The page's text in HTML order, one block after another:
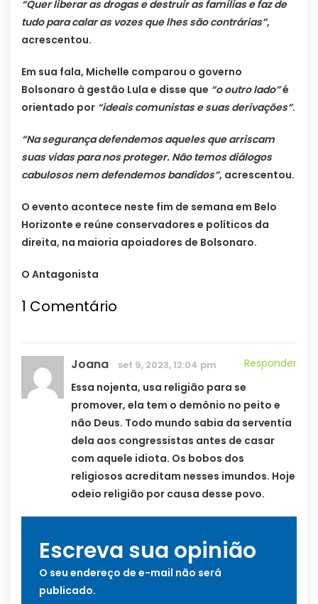
“Quer liberar as drogas e destruir as famílias e faz de
tudo para calar as vozes que lhes são contrárias”,
acrescentou.
Em sua fala, Michelle comparou o governo
Bolsonaro à gestão Lula e disse que “o outro lado”é
orientado por “ideais comunistas e suas derivações”.
“Na segurança defendemos aqueles que arriscam
suas vidas para nos proteger. Não temos diálogos
cabulosos nem defendemos bandidos”, acrescentou.
O evento acontece neste fim de semana em Belo
Horizonte e reúne conservadores e políticos da
direita, na maioria apoiadores de Bolsonaro.
O Antagonista
1 Comentário
Joana set 9, 2023, 12:04 pm
Responder
Essa nojenta, usa religião para se
promover, ela tem o demônio no peito e
não Deus. Todo mundo sabia da serventia
dela aos congressistas antes de casar
com aquele idiota. Os bobos dos
religiosos acreditam nesses imundos. Hoje
odeio religião por causa desse povo.
Escreva sua opinião
O seu endereço de e-mail não será
publicado.